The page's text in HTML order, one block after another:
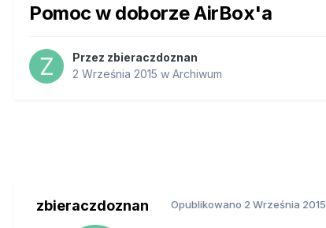
Pomoc w doborze AirBox'a
Przez zbieraczdoznan
2 Września 2015 w Archiwum
zbieraczdoznan Opublikowano 2 Września 2015